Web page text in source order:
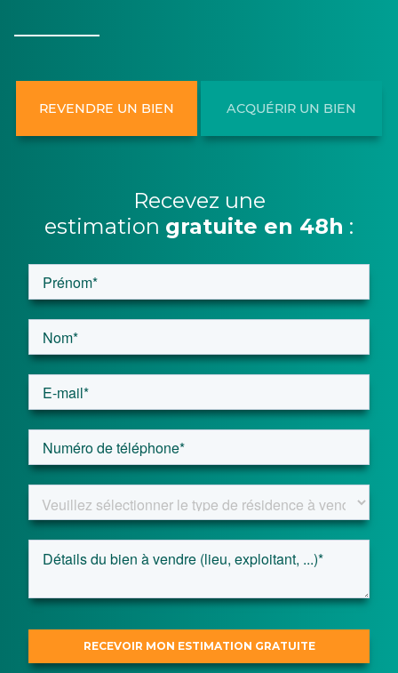
REVENDRE UN BIEN ACQUÉRIR UN BIEN